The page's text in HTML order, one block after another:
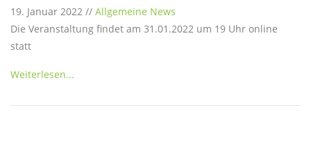
19. Januar 2022 // Allgemeine News
Die Veranstaltung findet am 31.01.2022 um 19 Uhr online
statt
Weiterlesen...